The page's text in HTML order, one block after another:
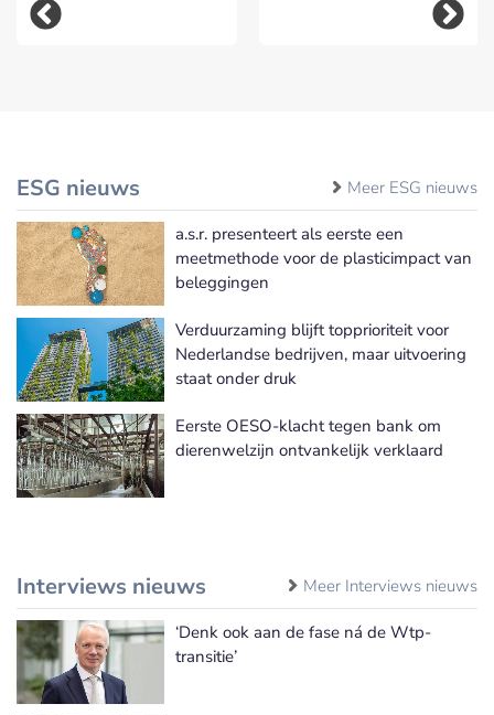
ESG nieuws Meer ESG nieuws
a.s.r. presenteert als eerste een
meetmethode voor de plasticimpact van
beleggingen
Verduurzaming blijft topprioriteit voor
Nederlandse bedrijven, maar uitvoering
staat onder druk
Eerste OESO-klacht tegen bank om
dierenwelzijn ontvankelijk verklaard
Interviews nieuws Meer Interviews nieuws
‘Denk ook aan de fase ná de Wtp-
transitie’